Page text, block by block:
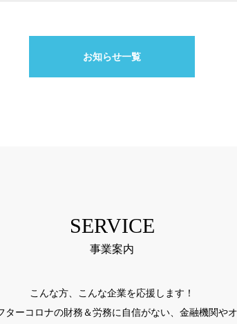
お知らせ一覧
SERVICE
事業案内
こんな方、こんな企業を応援します！
ーコロナの財務＆労務に自信がない、金融機関や